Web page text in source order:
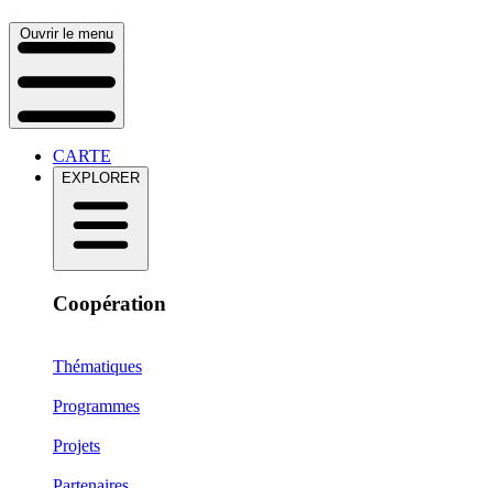
Ouvrir le menu
CARTE
EXPLORER
Coopération
Thématiques
Programmes
Projets